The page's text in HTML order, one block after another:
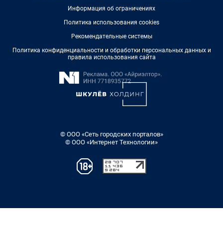
Информация об ограничениях
Политика использования cookies
Рекомендательные системы
Политика конфиденциальности и обработки персональных данных и
правила использования сайта
© ООО «Сеть городских порталов»
© ООО «Интернет Технологии»